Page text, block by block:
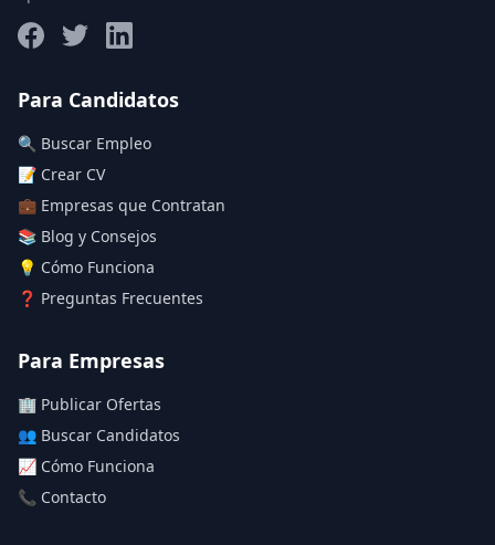
Deja vacío para "sin límite"
Aplicar filtros
Para Candidatos
🔍 Buscar Empleo
📝 Crear CV
💼 Empresas que Contratan
📚 Blog y Consejos
💡 Cómo Funciona
❓ Preguntas Frecuentes
Para Empresas
🏢 Publicar Ofertas
👥 Buscar Candidatos
📈 Cómo Funciona
📞 Contacto